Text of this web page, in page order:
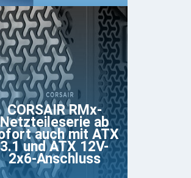
CORSAIR RMx-
Netzteileserie ab
auch mit ATX
3.1 und ATX 12V-
2x6-Anschluss